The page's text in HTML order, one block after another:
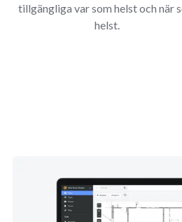
tillgängliga var som helst och när
helst.